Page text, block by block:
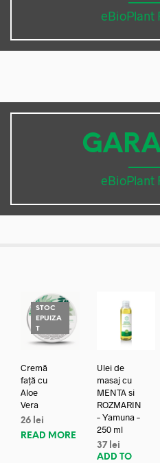
eBioPlant
eBioPlant
STOC
EPUIZA
T
Cremă
față cu
Aloe
Vera
26 lei
READ MORE
Ulei de
masaj cu
MENTA si
ROZMARIN
– Yamuna –
250 ml
37 lei
ADD TO